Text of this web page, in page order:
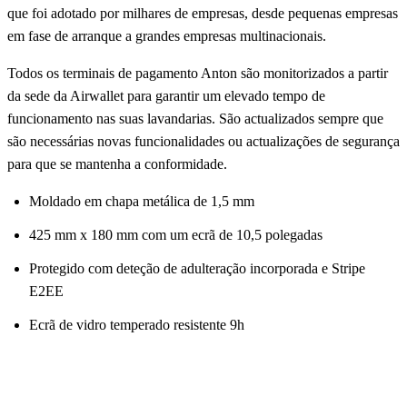
que foi adotado por milhares de empresas, desde pequenas empresas
em fase de arranque a grandes empresas multinacionais.
Todos os terminais de pagamento Anton são monitorizados a partir
da sede da Airwallet para garantir um elevado tempo de
funcionamento nas suas lavandarias. São actualizados sempre que
são necessárias novas funcionalidades ou actualizações de segurança
para que se mantenha a conformidade.
Moldado em chapa metálica de 1,5 mm
425 mm x 180 mm com um ecrã de 10,5 polegadas
Protegido com deteção de adulteração incorporada e Stripe
E2EE
Ecrã de vidro temperado resistente 9h